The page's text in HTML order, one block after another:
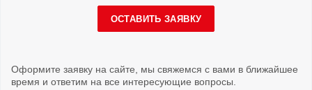
ОСТАВИТЬ ЗАЯВКУ
Оформите заявку на сайте, мы свяжемся с вами в ближайшее
время и ответим на все интересующие вопросы.